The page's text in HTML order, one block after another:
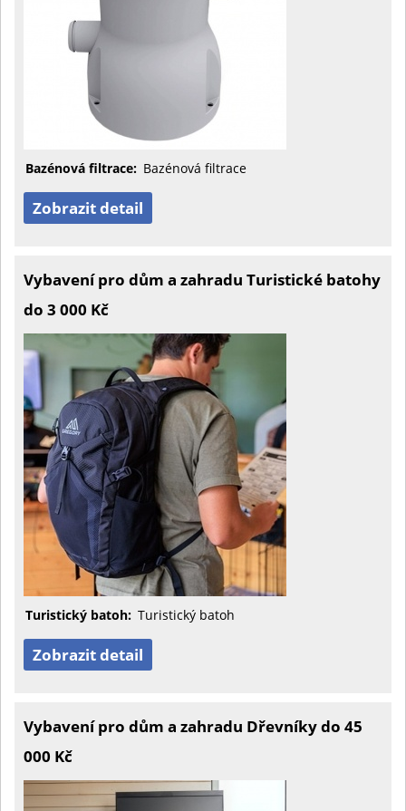
Bazénová filtrace: Bazénová filtrace
Zobrazit detail
Vybavení pro dům a zahradu Turistické batohy
do 3 000 Kč
Turistický batoh: Turistický batoh
Zobrazit detail
Vybavení pro dům a zahradu Dřevníky do 45
000 Kč